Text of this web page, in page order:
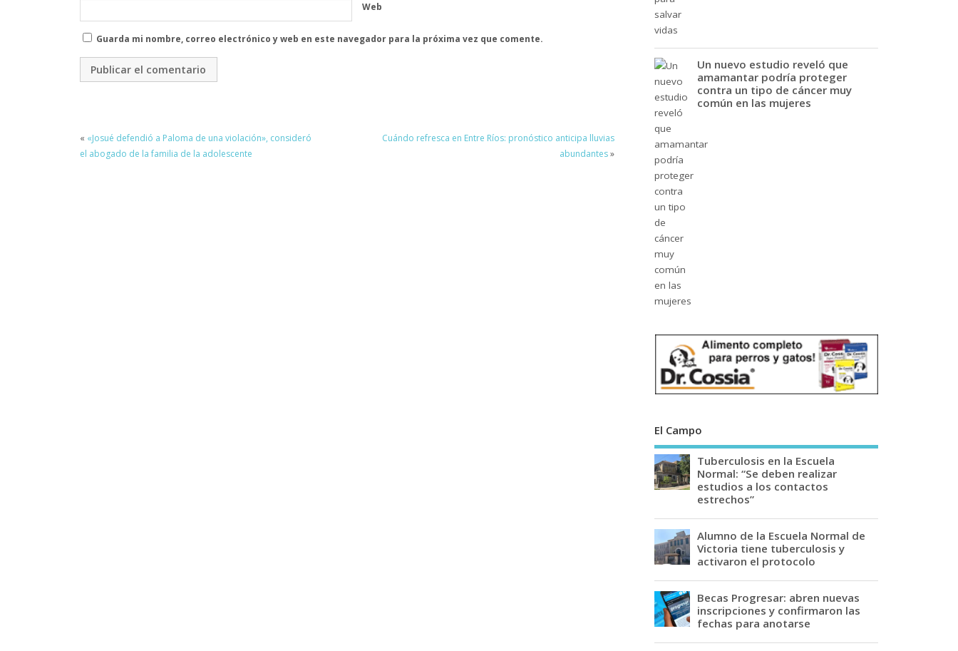
Web
Guarda mi nombre, correo electrónico y web en este navegador para la próxima vez que comente.
« «Josué defendió a Paloma de una violación», consideró
el abogado de la familia de la adolescente
Cuándo refresca en Entre Ríos: pronóstico anticipa lluvias
abundantes»
Un nuevo estudio reveló que
amamantar podría proteger
contra un tipo de cáncer muy
común en las mujeres
El Campo
Tuberculosis en la Escuela
Normal: “Se deben realizar
estudios a los contactos
estrechos”
Alumno de la Escuela Normal de
Victoria tiene tuberculosis y
activaron el protocolo
Becas Progresar: abren nuevas
inscripciones y confirmaron las
fechas para anotarse